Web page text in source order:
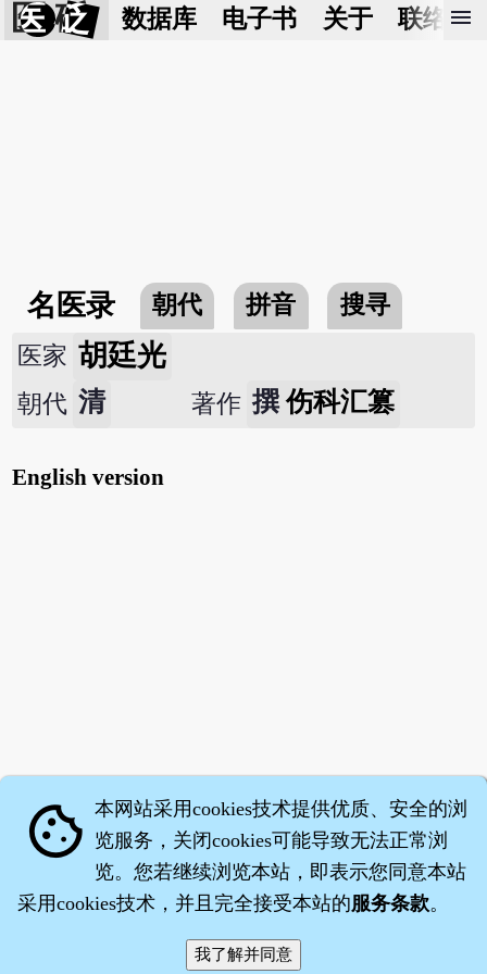
医 砭 数据库 电子书 关于 联络我
menu
名医录 朝代 拼音
搜寻
医家 胡廷光
朝代 清 著作 撰伤科汇篡
English version
·沈药子©2008～2026
cookie 本网站采用cookies技术提供优质、安全的浏
览服务，关闭cookies可能导致无法正常浏
览。您若继续浏览本站，即表示您同意本站
采用cookies技术，并且完全接受本站的服务条款。